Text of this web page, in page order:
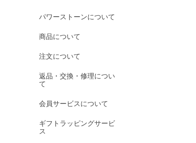
パワーストーンについて
商品について
注文について
返品・交換・修理につい
て
会員サービスについて
ギフトラッピングサービ
ス